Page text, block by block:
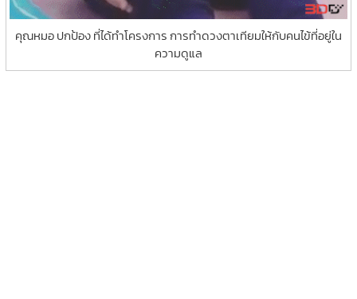
คุณหมอ ปกป้อง ที่ได้ทำโครงการ การทำดวงตาเทียมให้กับคนไข้ที่อยู่ใน
ความดูแล